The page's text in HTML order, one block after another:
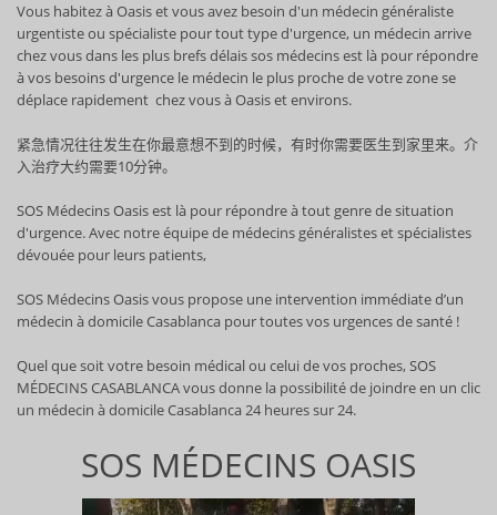
Vous habitez à Oasis et vous avez besoin d'un médecin généraliste
urgentiste ou spécialiste pour tout type d'urgence, un médecin arrive
chez vous dans les plus brefs délais sos médecins est là pour répondre
à vos besoins d'urgence le médecin le plus proche de votre zone se
déplace rapidement chez vous à Oasis et environs.
紧急情况往往发生在你最意想不到的时候，有时你需要医生到家里来。介
入治疗大约需要10分钟。
SOS Médecins Oasis est là pour répondre à tout genre de situation
d'urgence. Avec notre équipe de médecins généralistes et spécialistes
dévouée pour leurs patients,
SOS Médecins Oasis vous propose une intervention immédiate d’un
médecin à domicile Casablanca pour toutes vos urgences de santé !
Quel que soit votre besoin médical ou celui de vos proches, SOS
MÉDECINS CASABLANCA vous donne la possibilité de joindre en un clic
un médecin à domicile Casablanca 24 heures sur 24.
SOS MÉDECINS OASIS